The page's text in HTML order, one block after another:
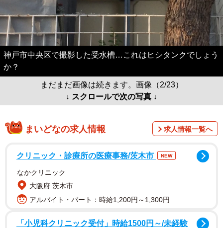
神戸市中央区で撮影した受水槽…これはヒシタンクでしょう
か？
まだまだ画像は続きます。画像（2/23）
↓ スクロールで次の写真 ↓
まいどなの求人情報 求人情報一覧へ
クリニック・診療所の医療事務/茨木市 NEW
なかクリニック
大阪府 茨木市
アルバイト・パート：時給1,200円～1,300円
「小児科クリニック受付」時給1500円～/未経験